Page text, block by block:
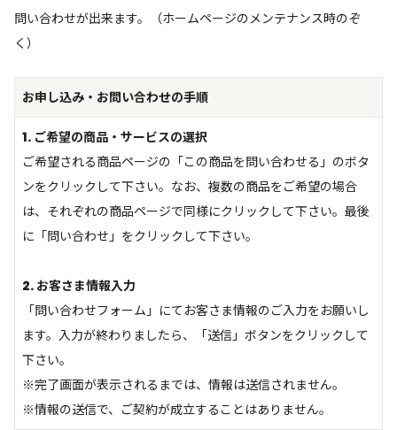
問い合わせが出来ます。（ホームページのメンテナンス時のぞ
く）
お申し込み・お問い合わせの手順
1. ご希望の商品・サービスの選択
ご希望される商品ページの「この商品を問い合わせる」のボタ
ンをクリックして下さい。なお、複数の商品をご希望の場合
は、それぞれの商品ページで同様にクリックして下さい。最後
に「問い合わせ」をクリックして下さい。
2. お客さま情報入力
「問い合わせフォーム」にてお客さま情報のご入力をお願いし
ます。入力が終わりましたら、「送信」ボタンをクリックして
下さい。
※完了画面が表示されるまでは、情報は送信されません。
※情報の送信で、ご契約が成立することはありません。